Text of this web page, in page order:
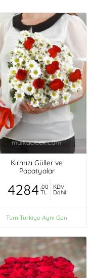
Kırmızı Güller ve
Papatyalar
4284 ,00
TL
KDV
Dahil
Tüm Türkiye Aynı Gün